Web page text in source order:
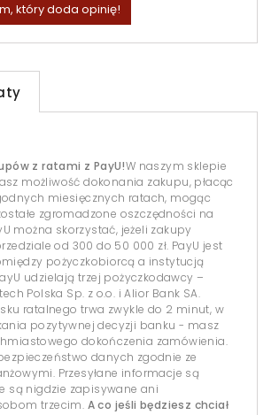
który doda opinię!
z ratami z PayU!W naszym sklepie
możliwość dokonania zakupu, płacąc
miesięcznych ratach, mogąc
zgromadzone oszczędności na
można skorzystać, jeżeli zakupy
od 300 do 50 000 zł. PayU jest
pożyczkobiorcą a instytucją
udzielają trzej pożyczkodawcy –
Polska Sp. z o.o. i Alior Bank SA.
ratalnego trwa zwykle do 2 minut, w
pozytywnej decyzji banku - masz
dokończenia zamówienia.
danych zgodnie ze
Przesyłane informacje są
są nigdzie zapisywane ani
trzecim. A co jeśli będziesz chciał